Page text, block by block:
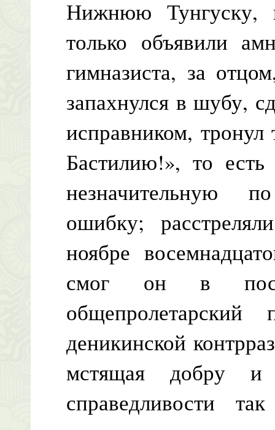
Нижнюю Тунгуску,
только объявили
гимназиста, за
запахнулся в шубу,
исправником,
Бастилию!», то
незначительную
ошибку;
ноябре
смог он в
деникинской
мстящая добру
справедливости